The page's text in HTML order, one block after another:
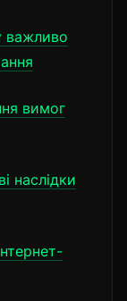
важливо
вимог
наслідки